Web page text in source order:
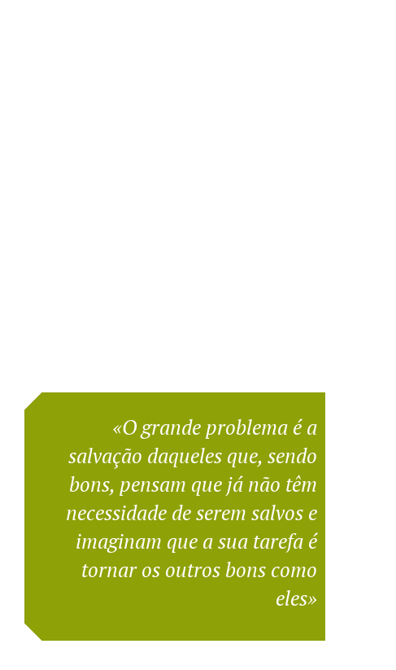
«O grande problema é a
salvação daqueles que, sendo
bons, pensam que já não têm
necessidade de serem salvos e
imaginam que a sua tarefa é
tornar os outros bons como
eles»